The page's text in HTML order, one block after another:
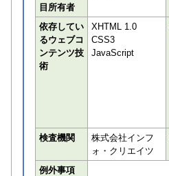
目所有者
依存してい
るウェブコ
ンテンツ技
術
XHTML 1.0
CSS3
JavaScript
検査機関
株式会社インフ
ォ・クリエイツ
例外事項